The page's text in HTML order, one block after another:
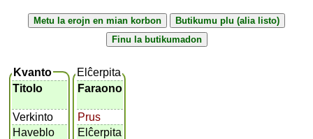
Kvanto
Titolo
Verkinto
Haveblo
Elĉerpita
Faraono
Prus
Elĉerpita